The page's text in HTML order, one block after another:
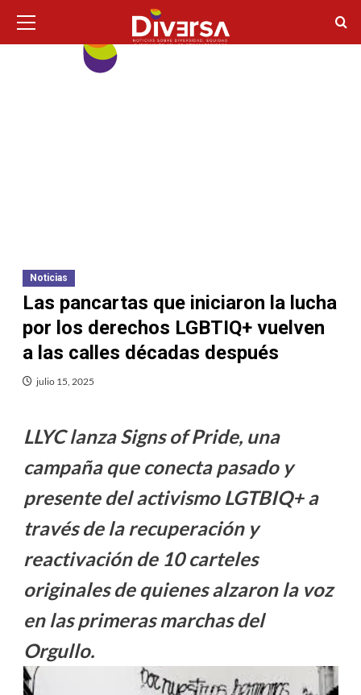
contenido
principal
Noticias
Las pancartas que iniciaron la lucha
por los derechos LGBTIQ+ vuelven
a las calles décadas después
julio 15, 2025
LLYC lanza Signs of Pride, una
campaña que conecta pasado y
presente del activismo LGTBIQ+ a
través de la recuperación y
reactivación de 10 carteles
originales de quienes alzaron la voz
en las primeras marchas del
Orgullo.